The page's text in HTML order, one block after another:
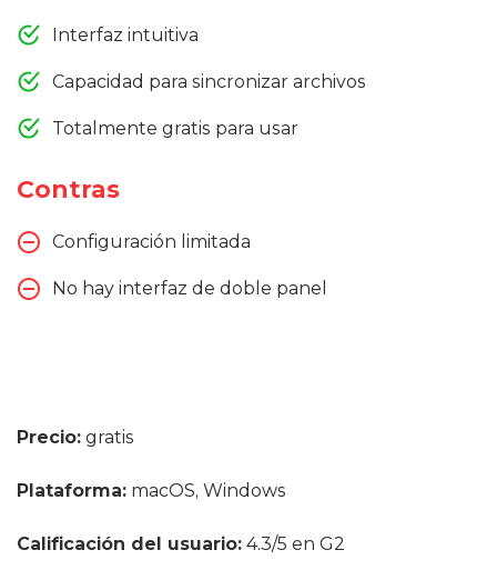
Interfaz intuitiva
Capacidad para sincronizar archivos
Totalmente gratis para usar
Contras
Configuración limitada
No hay interfaz de doble panel
Precio: gratis
Plataforma: macOS, Windows
Calificación del usuario: 4.3/5 en G2